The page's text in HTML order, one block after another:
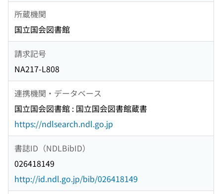
所蔵機関
国立国会図書館
請求記号
NA217-L808
連携機関・データベース
国立国会図書館 : 国立国会図書館蔵書
https://ndlsearch.ndl.go.jp
書誌ID（NDLBibID）
026418149
http://id.ndl.go.jp/bib/026418149